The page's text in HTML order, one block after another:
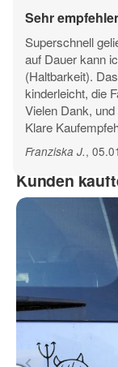
21 - apfelgruen
26 - braun
sein
WICHTIG:
Fax
Frage zum
Ihre Frage
Sehr
Superschnell
auf Dauer kann
(Haltbarkeit).
kinderleicht, die
Vielen Dank,
Klare
Franziska J.,
Kunden